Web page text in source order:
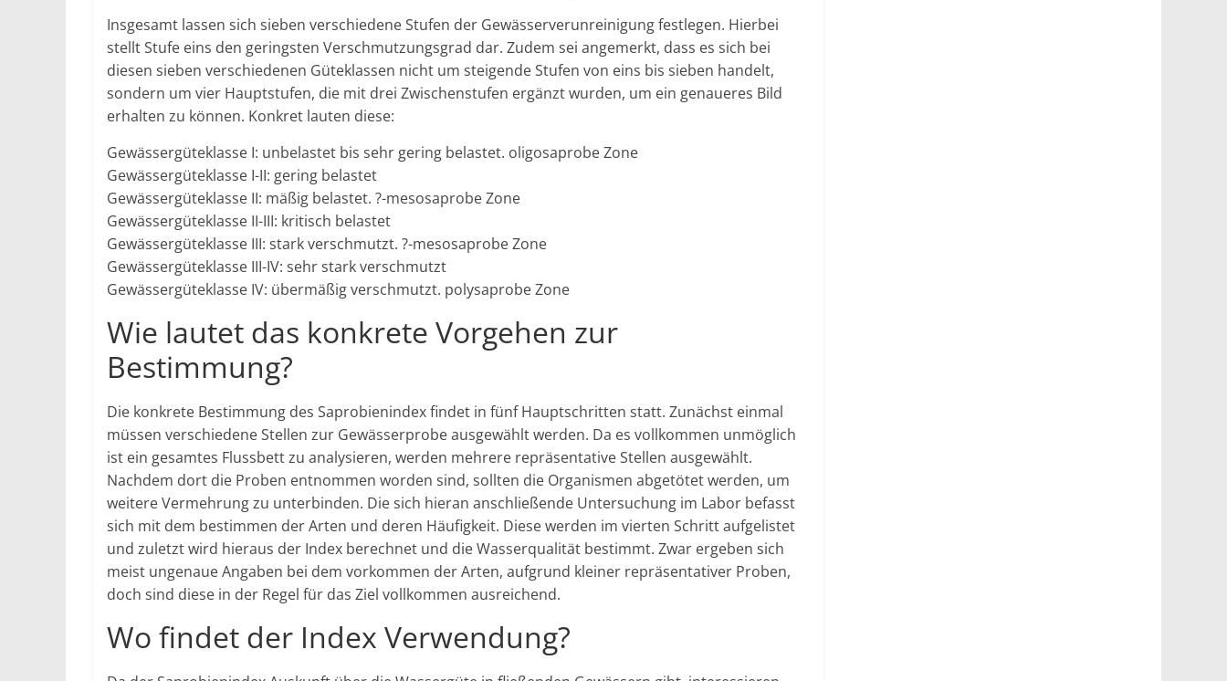
Insgesamt lassen sich sieben verschiedene Stufen der Gewässerverunreinigung festlegen. Hierbei
stellt Stufe eins den geringsten Verschmutzungsgrad dar. Zudem sei angemerkt, dass es sich bei
diesen sieben verschiedenen Güteklassen nicht um steigende Stufen von eins bis sieben handelt,
sondern um vier Hauptstufen, die mit drei Zwischenstufen ergänzt wurden, um ein genaueres Bild
erhalten zu können. Konkret lauten diese:
Gewässergüteklasse I: unbelastet bis sehr gering belastet. oligosaprobe Zone
Gewässergüteklasse I-II: gering belastet
Gewässergüteklasse II: mäßig belastet. ?-mesosaprobe Zone
Gewässergüteklasse II-III: kritisch belastet
Gewässergüteklasse III: stark verschmutzt. ?-mesosaprobe Zone
Gewässergüteklasse III-IV: sehr stark verschmutzt
Gewässergüteklasse IV: übermäßig verschmutzt. polysaprobe Zone
Wie lautet das konkrete Vorgehen zur
Bestimmung?
Die konkrete Bestimmung des Saprobienindex findet in fünf Hauptschritten statt. Zunächst einmal
müssen verschiedene Stellen zur Gewässerprobe ausgewählt werden. Da es vollkommen unmöglich
ist ein gesamtes Flussbett zu analysieren, werden mehrere repräsentative Stellen ausgewählt.
Nachdem dort die Proben entnommen worden sind, sollten die Organismen abgetötet werden, um
weitere Vermehrung zu unterbinden. Die sich hieran anschließende Untersuchung im Labor befasst
sich mit dem bestimmen der Arten und deren Häufigkeit. Diese werden im vierten Schritt aufgelistet
und zuletzt wird hieraus der Index berechnet und die Wasserqualität bestimmt. Zwar ergeben sich
meist ungenaue Angaben bei dem vorkommen der Arten, aufgrund kleiner repräsentativer Proben,
doch sind diese in der Regel für das Ziel vollkommen ausreichend.
Wo findet der Index Verwendung?